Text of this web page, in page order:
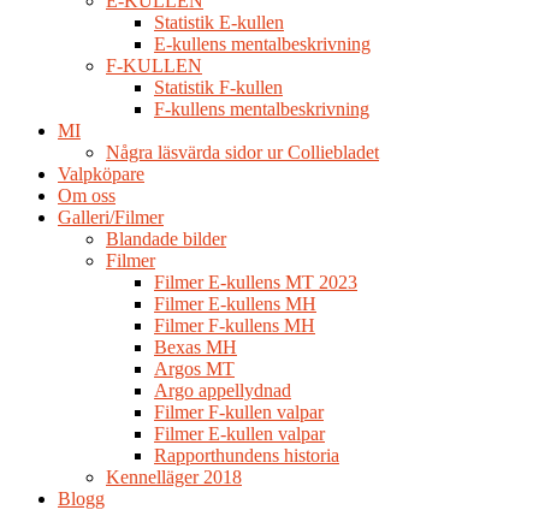
Statistik E-kullen
E-kullens mentalbeskrivning
F-KULLEN
Statistik F-kullen
F-kullens mentalbeskrivning
MI
Några läsvärda sidor ur Colliebladet
Valpköpare
Om oss
Galleri/Filmer
Blandade bilder
Filmer
Filmer E-kullens MT 2023
Filmer E-kullens MH
Filmer F-kullens MH
Bexas MH
Argos MT
Argo appellydnad
Filmer F-kullen valpar
Filmer E-kullen valpar
Rapporthundens historia
Kennelläger 2018
Blogg